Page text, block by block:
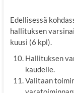
Edellisessä
hallituksen
kuusi (6 kpl).
Hallituksen
kaudelle.
Valitaan